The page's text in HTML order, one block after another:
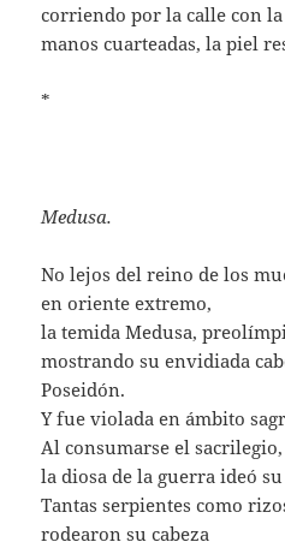
corriendo por la calle con la
manos cuarteadas, la piel
*
Medusa.
No lejos del reino de los
en oriente extremo,
la temida Medusa,
mostrando su envidiada
Poseidón.
Y fue violada en ámbito
Al consumarse el sacrilegio,
la diosa de la guerra ideó
Tantas serpientes como
rodearon su cabeza